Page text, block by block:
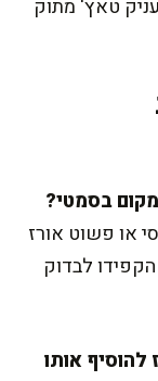
טאץ' מתוק
או פשוט אורז
לבדוק
אותו